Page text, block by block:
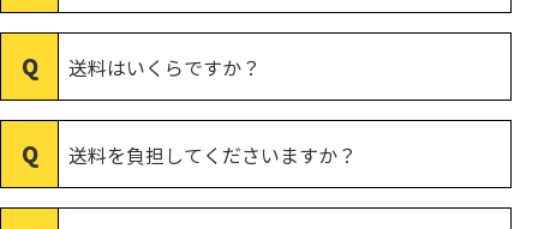
送料はいくらですか？
送料を負担してくださいますか？